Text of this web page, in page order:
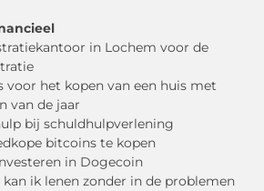
in Lochem voor de
voor het kopen van een huis met
van de jaar
bij schuldhulpverlening
bitcoins te kopen
in Dogecoin
kan ik lenen zonder in de problemen